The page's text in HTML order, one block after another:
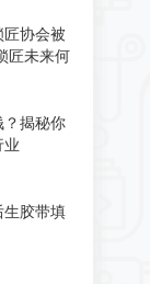
匠协会被
匠未来何
？揭秘你
业
生胶带填